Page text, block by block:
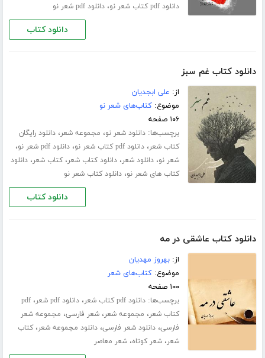
دانلود pdf کتاب شعر نو ،دانلود pdf شعر نو
دانلود کتاب
دانلود کتاب غم سبز
از: علی ابجدیان
موضوع:کتاب‌های شعر نو
۱۰۶ صفحه
برچسب‌ها:دانلود شعر نو، مجموعه شعر،دانلود رایگان
کتاب شعر،دانلود pdf کتاب شعر نو ،دانلود pdf شعر نو ،
شعر نو،دانلود شعر،دانلود کتاب شعر،کتاب شعر،دانلود
کتاب های شعر نو،دانلود کتاب شعر نو
دانلود کتاب
دانلود کتاب عاشقی در مه
از:بهروز مهدیان
موضوع:کتاب‌های شعر
۱۰۰ صفحه
برچسب‌ها:دانلود pdf کتاب شعر ،دانلود pdf شعر ،pdf
کتاب شعر، مجموعه شعر،شعر فارسی، مجموعه شعر
فارسی،دانلود شعر فارسی،دانلود مجموعه شعر،کتاب
شعر،شعر کوتاه،شعر معاصر